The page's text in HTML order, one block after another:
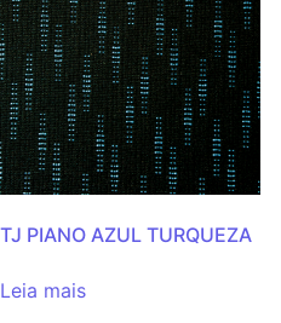
TJ PIANO AZUL TURQUEZA
Leia mais